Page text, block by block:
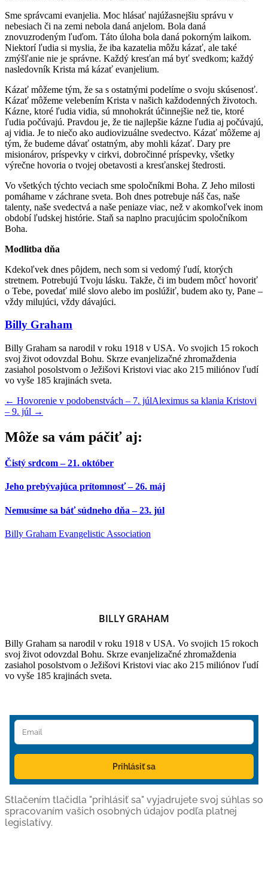
Sme správcami evanjelia. Moc hlásať najúžasnejšiu správu v
nebesiach či na zemi nebola daná anjelom. Bola daná
znovuzrodeným ľuďom. Táto úloha bola daná pokorným laikom.
Niektorí ľudia si myslia, že iba kazatelia môžu kázať, ale také
zmýšľanie nie je správne. Každý kresťan má byť svedkom; každý
nasledovník Krista má kázať evanjelium.
Kázať môžeme tým, že sa s ostatnými podelíme o svoju skúsenosť.
Kázať môžeme velebením Krista v našich každodenných životoch.
Kázne, ktoré ľudia vidia, sú mnohokrát účinnejšie než tie, ktoré
ľudia počúvajú. Pravdou je, že tie najlepšie kázne ľudia aj počúvajú,
aj vidia. Je to niečo ako audiovizuálne svedectvo. Kázať môžeme aj
tým, že budeme dávať ostatným, aby mohli kázať. Dary pre
misionárov, príspevky v cirkvi, dobročinné príspevky, všetky
výrečne hovoria o tvojej obetavosti a kresťanskej štedrosti.
Vo všetkých týchto veciach sme spoločníkmi Boha. Z Jeho milosti
pomáhame v záchrane sveta. Boh dnes potrebuje náš čas, naše
talenty, naše svedectvá a naše peniaze viac, než v akomkoľvek inom
období ľudskej histórie. Staň sa naplno pracujúcim spoločníkom
Boha.
Modlitba dňa
Kdekoľvek dnes pôjdem, nech som si vedomý ľudí, ktorých
stretnem. Potrebujú Tvoju lásku. Takže, či im budem môcť hovoriť
o Tebe, povedať milé slovo alebo im poslúžiť, budem ako ty, Pane –
vždy milujúci, vždy dávajúci.
Billy Graham
Billy Graham sa narodil v roku 1918 v USA. Vo svojich 15 rokoch
svoj život odovzdal Bohu. Skrze evanjelizačné zhromaždenia
zasiahol posolstvom o Ježišovi Kristovi viac ako 215 miliónov ľudí
vo vyše 185 krajinách sveta.
← Hovorenie v podobenstvách – 7. júlAleximus sa klania Kristovi
– 9. júl →
Môže sa vám páčiť aj:
Čistý srdcom – 21. október
Jeho prebývajúca prítomnosť – 26. máj
Nemusíme sa báť súdneho dňa – 23. júl
Billy Graham Evangelistic Association
BILLY GRAHAM
Billy Graham sa narodil v roku 1918 v USA. Vo svojich 15 rokoch
svoj život odovzdal Bohu. Skrze evanjelizačné zhromaždenia
zasiahol posolstvom o Ježišovi Kristovi viac ako 215 miliónov ľudí
vo vyše 185 krajinách sveta.
Prihlásiť sa
Stlačením tlačidla "prihlásiť sa" vyjadrujete svoj súhlas so
spracovaním vašich osobných údajov podľa platnej
legislatívy.